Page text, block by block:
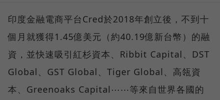
印度金融電商平台Cred於2018年創立後，不到十
個月就獲得1.45億美元（約40.19億新台幣）的融
資，並快速吸引紅杉資本、Ribbit Capital、DST
Global、GST Global、Tiger Global、高瓴資
本、Greenoaks Capital⋯⋯等來自世界各國的